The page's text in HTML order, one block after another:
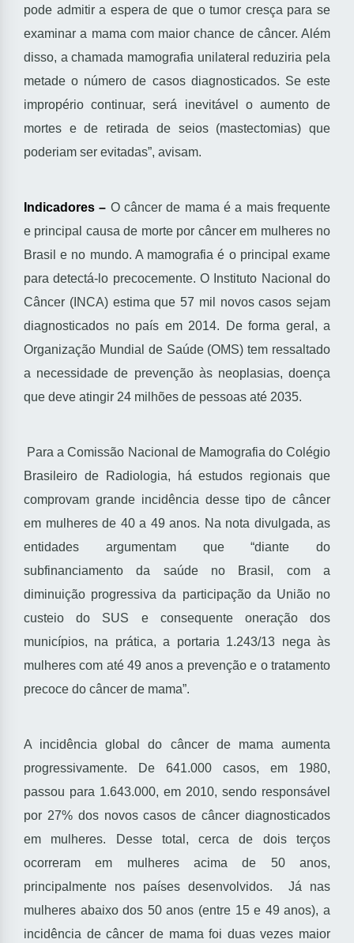
pode admitir a espera de que o tumor cresça para se
examinar a mama com maior chance de câncer. Além
disso, a chamada mamografia unilateral reduziria pela
metade o número de casos diagnosticados. Se este
impropério continuar, será inevitável o aumento de
mortes e de retirada de seios (mastectomias) que
poderiam ser evitadas”, avisam.
Indicadores – O câncer de mama é a mais frequente
e principal causa de morte por câncer em mulheres no
Brasil e no mundo. A mamografia é o principal exame
para detectá-lo precocemente. O Instituto Nacional do
Câncer (INCA) estima que 57 mil novos casos sejam
diagnosticados no país em 2014. De forma geral, a
Organização Mundial de Saúde (OMS) tem ressaltado
a necessidade de prevenção às neoplasias, doença
que deve atingir 24 milhões de pessoas até 2035.
Para a Comissão Nacional de Mamografia do Colégio
Brasileiro de Radiologia, há estudos regionais que
comprovam grande incidência desse tipo de câncer
em mulheres de 40 a 49 anos. Na nota divulgada, as
entidades argumentam que “diante do
subfinanciamento da saúde no Brasil, com a
diminuição progressiva da participação da União no
custeio do SUS e consequente oneração dos
municípios, na prática, a portaria 1.243/13 nega às
mulheres com até 49 anos a prevenção e o tratamento
precoce do câncer de mama”.
A incidência global do câncer de mama aumenta
progressivamente. De 641.000 casos, em 1980,
passou para 1.643.000, em 2010, sendo responsável
por 27% dos novos casos de câncer diagnosticados
em mulheres. Desse total, cerca de dois terços
ocorreram em mulheres acima de 50 anos,
principalmente nos países desenvolvidos. Já nas
mulheres abaixo dos 50 anos (entre 15 e 49 anos), a
incidência de câncer de mama foi duas vezes maior